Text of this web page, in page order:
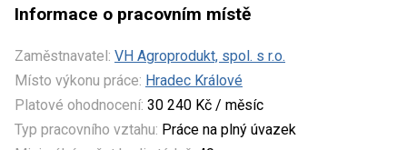
Informace o pracovním místě
Zaměstnavatel: VH Agroprodukt, spol. s r.o.
Místo výkonu práce: Hradec Králové
Platové ohodnocení: 30 240 Kč / měsíc
Typ pracovního vztahu: Práce na plný úvazek